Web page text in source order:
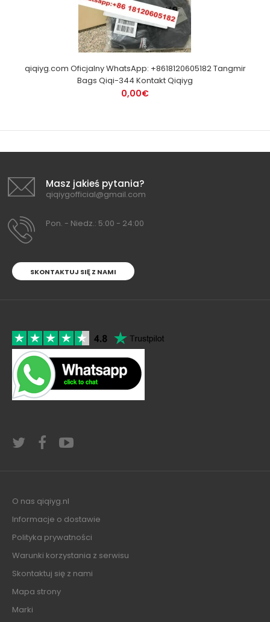
qiqiyg.com Oficjalny WhatsApp: +8618120605182 Tangmir
Bags Qiqi-344 Kontakt Qiqiyg
0,00€
Masz jakieś pytania?
qiqiygofficial@gmail.com
Pon. - Niedz.: 5:00 - 24:00
SKONTAKTUJ SIĘ Z NAMI
O nas qiqiyg.nl
Informacje o dostawie
Polityka prywatności
Warunki korzystania z serwisu
Skontaktuj się z nami
Mapa strony
Marki